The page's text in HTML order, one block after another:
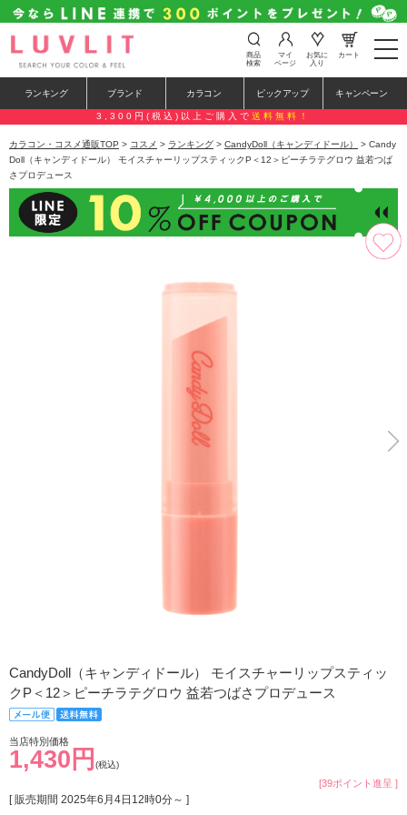
t
o
e
n
a
v
i
t
i
o
n
商品
検索
マイ
ページ
お気に
入り
カート
ランキング ブランド カラコン ピックアップ キャンペーン
3,300円(税込)以上ご購入で 送料無料！
カラコン・コスメ通販TOP > コスメ > ランキング > CandyDoll（キャンディドール）
> Candy
Doll（キャンディドール） モイスチャーリップスティックP＜12＞ピーチラテグロウ 益若つば
さプロデュース
CandyDoll（キャンディドール） モイスチャーリップスティッ
クP＜12＞ピーチラテグロウ 益若つばさプロデュース
当店特別価格
1,430円 (税込)
[39ポイント進呈 ]
[ 販売期間 2025年6月4日12時0分～ ]